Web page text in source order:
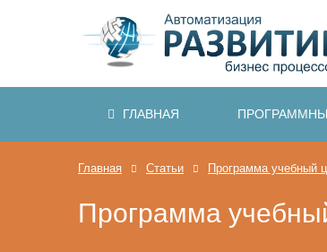
ГЛАВНАЯ
Главная Статьи Программа учебный
Программа